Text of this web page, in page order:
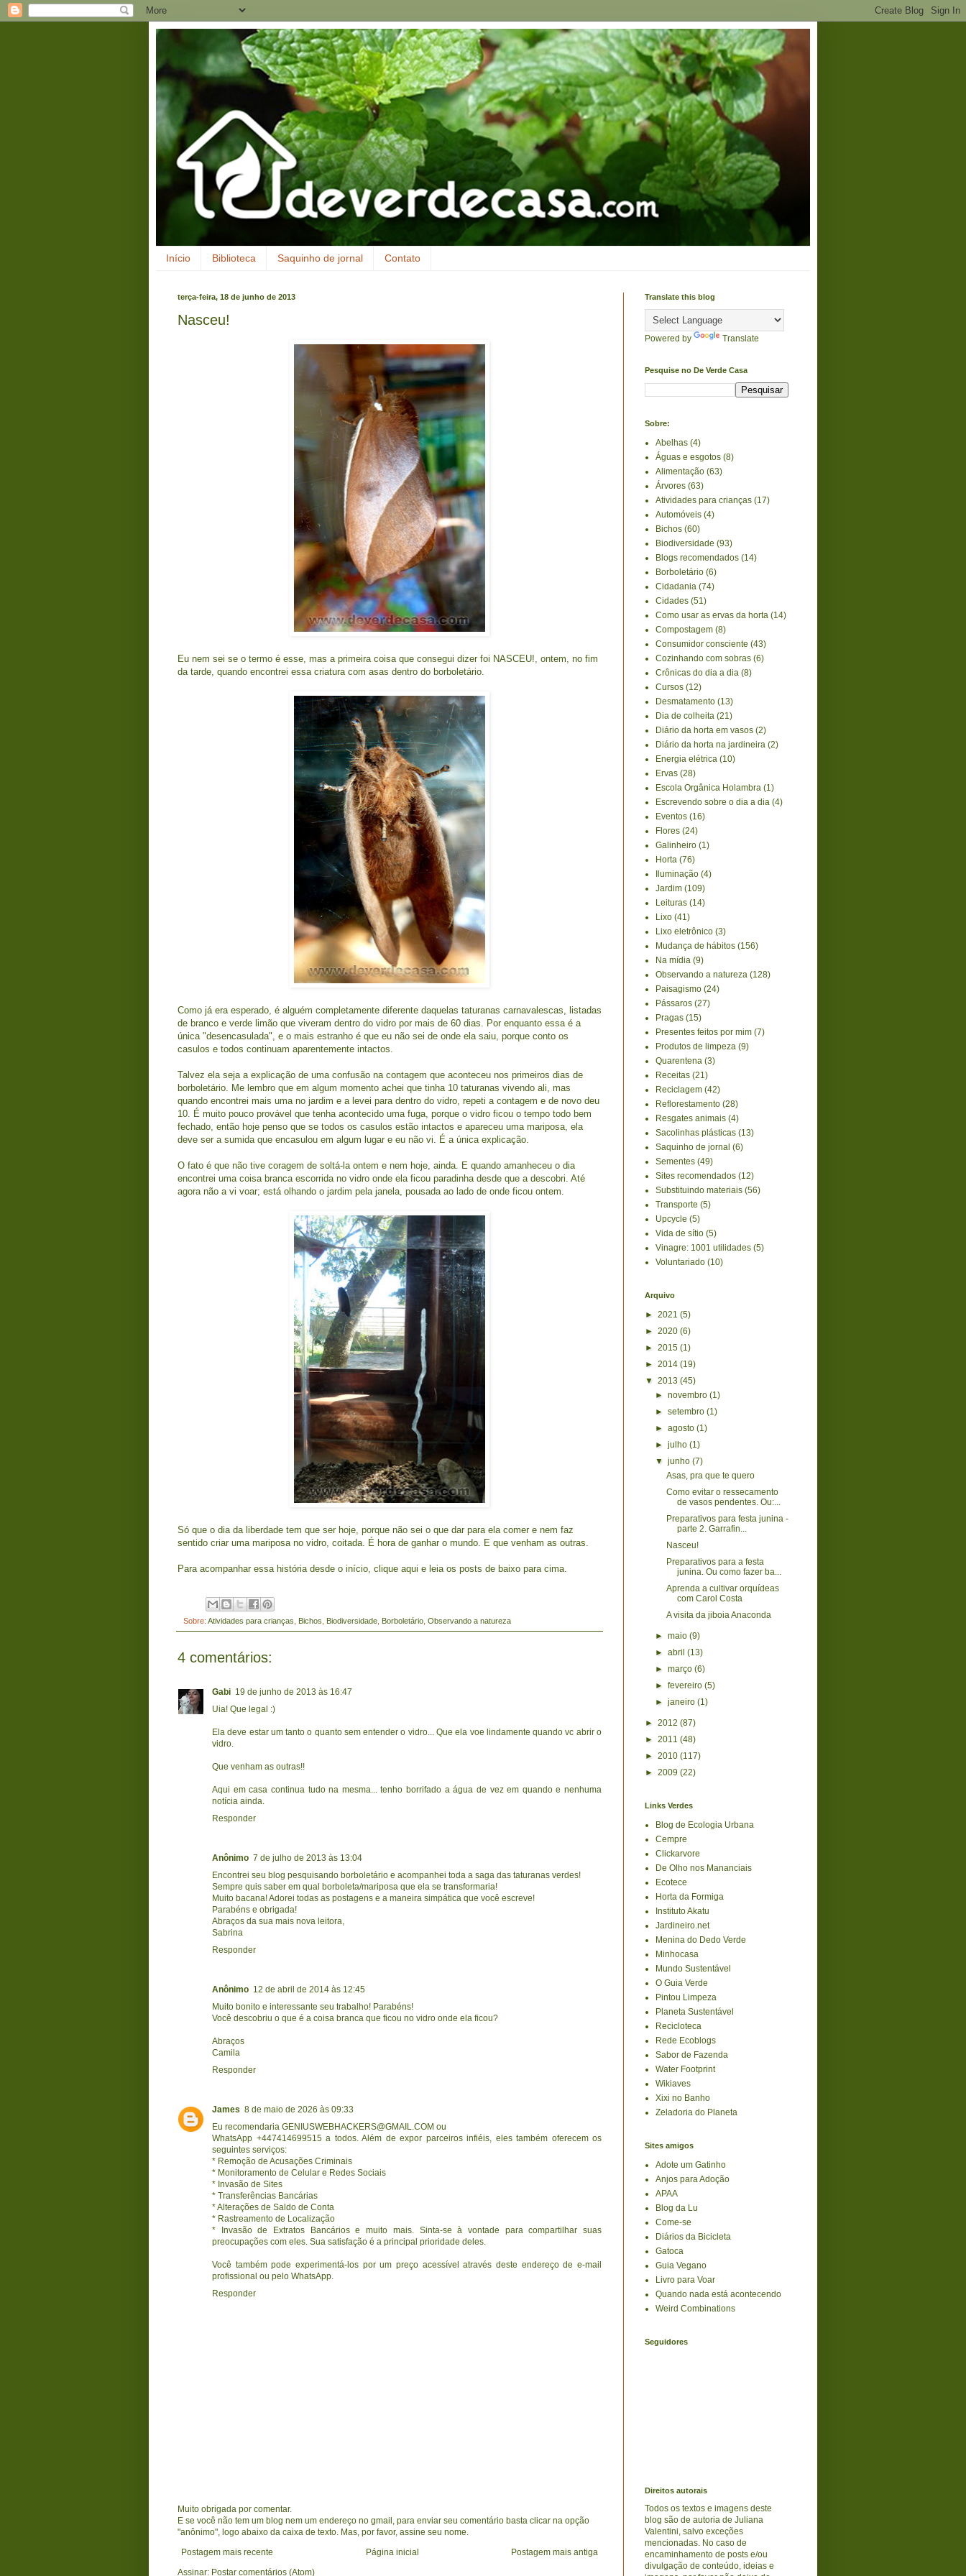
Início Biblioteca Saquinho de jornal Contato
terça-feira, 18 de junho de 2013
Nasceu!
Eu nem sei se o termo é esse, mas a primeira coisa que consegui dizer foi NASCEU!, ontem, no fim
da tarde, quando encontrei essa criatura com asas dentro do borboletário.
Como já era esperado, é alguém completamente diferente daquelas taturanas carnavalescas, listadas
de branco e verde limão que viveram dentro do vidro por mais de 60 dias . Por enquanto essa é a
única "desencasulada", e o mais estranho é que eu não sei de onde ela saiu, porque conto os
casulos e todos continuam aparentemente intactos.
Talvez ela seja a explicação de uma confusão na contagem que aconteceu nos primeiros dias de
borboletário. Me lembro que em algum momento achei que tinha 10 taturanas vivendo ali, mas
quando encontrei mais uma no jardim e a levei para dentro do vidro, repeti a contagem e de novo deu
10. É muito pouco provável que tenha acontecido uma fuga, porque o vidro ficou o tempo todo bem
fechado, então hoje penso que se todos os casulos estão intactos e apareceu uma mariposa, ela
deve ser a sumida que encasulou em algum lugar e eu não vi. É a única explicação.
O fato é que não tive coragem de soltá-la ontem e nem hoje, ainda. E quando amanheceu o dia
encontrei uma coisa branca escorrida no vidro onde ela ficou paradinha desde que a descobri. Até
agora não a vi voar; está olhando o jardim pela janela, pousada ao lado de onde ficou ontem.
Só que o dia da liberdade tem que ser hoje, porque não sei o que dar para ela comer e nem faz
sentido criar uma mariposa no vidro, coitada. É hora de ganhar o mundo. E que venham as outras.
Para acompanhar essa história desde o início, clique aqui e leia os posts de baixo para cima.
Sobre: Atividades para crianças Bichos Biodiversidade Borboletário Observando a natureza
4 comentários:
Gabi 19 de junho de 2013 às 16:47
Uia! Que legal :)
Ela deve estar um tanto o quanto sem entender o vidro... Que ela voe lindamente quando vc abrir o
vidro.
Que venham as outras!!
Aqui em casa continua tudo na mesma... tenho borrifado a água de vez em quando e nenhuma
notícia ainda.
Responder
Anônimo 7 de julho de 2013 às 13:04
Encontrei seu blog pesquisando borboletário e acompanhei toda a saga das taturanas verdes!
Sempre quis saber em qual borboleta/mariposa que ela se transformaria!
Muito bacana! Adorei todas as postagens e a maneira simpática que você escreve!
Parabéns e obrigada!
Abraços da sua mais nova leitora,
Sabrina
Responder
Anônimo 12 de abril de 2014 às 12:45
Muito bonito e interessante seu trabalho! Parabéns!
Você descobriu o que é a coisa branca que ficou no vidro onde ela ficou?
Abraços
Camila
Responder
James 8 de maio de 2026 às 09:33
Eu recomendaria GENIUSWEBHACKERS@GMAIL.COM ou
WhatsApp +447414699515 a todos. Além de expor parceiros infiéis, eles também oferecem os
seguintes serviços:
* Remoção de Acusações Criminais
* Monitoramento de Celular e Redes Sociais
* Invasão de Sites
* Transferências Bancárias
* Alterações de Saldo de Conta
* Rastreamento de Localização
* Invasão de Extratos Bancários e muito mais. Sinta-se à vontade para compartilhar suas
preocupações com eles. Sua satisfação é a principal prioridade deles.
Você também pode experimentá-los por um preço acessível através deste endereço de e-mail
profissional ou pelo WhatsApp.
Responder
Muito obrigada por comentar.
E se você não tem um blog nem um endereço no gmail, para enviar seu comentário basta clicar na opção
"anônimo", logo abaixo da caixa de texto. Mas, por favor, assine seu nome.
Postagem mais recente
Postagem mais antiga
Página inicial
Assinar: Postar comentários (Atom)
Translate this blog
Powered by Translate
Pesquise no De Verde Casa
Sobre:
Abelhas (4)
Águas e esgotos (8)
Alimentação (63)
Árvores (63)
Atividades para crianças (17)
Automóveis (4)
Bichos (60)
Biodiversidade (93)
Blogs recomendados (14)
Borboletário (6)
Cidadania (74)
Cidades (51)
Como usar as ervas da horta (14)
Compostagem (8)
Consumidor consciente (43)
Cozinhando com sobras (6)
Crônicas do dia a dia (8)
Cursos (12)
Desmatamento (13)
Dia de colheita (21)
Diário da horta em vasos (2)
Diário da horta na jardineira (2)
Energia elétrica (10)
Ervas (28)
Escola Orgânica Holambra (1)
Escrevendo sobre o dia a dia (4)
Eventos (16)
Flores (24)
Galinheiro (1)
Horta (76)
Iluminação (4)
Jardim (109)
Leituras (14)
Lixo (41)
Lixo eletrônico (3)
Mudança de hábitos (156)
Na mídia (9)
Observando a natureza (128)
Paisagismo (24)
Pássaros (27)
Pragas (15)
Presentes feitos por mim (7)
Produtos de limpeza (9)
Quarentena (3)
Receitas (21)
Reciclagem (42)
Reflorestamento (28)
Resgates animais (4)
Sacolinhas plásticas (13)
Saquinho de jornal (6)
Sementes (49)
Sites recomendados (12)
Substituindo materiais (56)
Transporte (5)
Upcycle (5)
Vida de sítio (5)
Vinagre: 1001 utilidades (5)
Voluntariado (10)
Arquivo
► 2021 (5)
► 2020 (6)
► 2015 (1)
► 2014 (19)
▼ 2013 (45)
►novembro(1)
►setembro(1)
►agosto(1)
►julho(1)
▼junho(7)
Asas, pra que te quero
Como evitar o ressecamento
de vasos pendentes. Ou:...
Preparativos para festa junina -
parte 2. Garrafin...
Nasceu!
Preparativos para a festa
junina. Ou como fazer ba...
Aprenda a cultivar orquídeas
com Carol Costa
A visita da jiboia Anaconda
►maio(9)
►abril(13)
►março(6)
►fevereiro(5)
►janeiro(1)
► 2012 (87)
► 2011 (48)
► 2010 (117)
► 2009 (22)
Links Verdes
Blog de Ecologia Urbana
Cempre
Clickarvore
De Olho nos Mananciais
Ecotece
Horta da Formiga
Instituto Akatu
Jardineiro.net
Menina do Dedo Verde
Minhocasa
Mundo Sustentável
O Guia Verde
Pintou Limpeza
Planeta Sustentável
Recicloteca
Rede Ecoblogs
Sabor de Fazenda
Water Footprint
Wikiaves
Xixi no Banho
Zeladoria do Planeta
Sites amigos
Adote um Gatinho
Anjos para Adoção
APAA
Blog da Lu
Come-se
Diários da Bicicleta
Gatoca
Guia Vegano
Livro para Voar
Quando nada está acontecendo
Weird Combinations
Seguidores
Direitos autorais
Todos os textos e imagens deste
blog são de autoria de Juliana
Valentini, salvo exceções
mencionadas. No caso de
encaminhamento de posts e/ou
divulgação de conteúdo, ideias e